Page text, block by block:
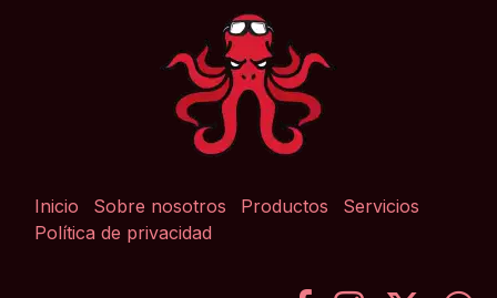
Inicio Sobre nosotros Productos
Servicios
Política de privacidad